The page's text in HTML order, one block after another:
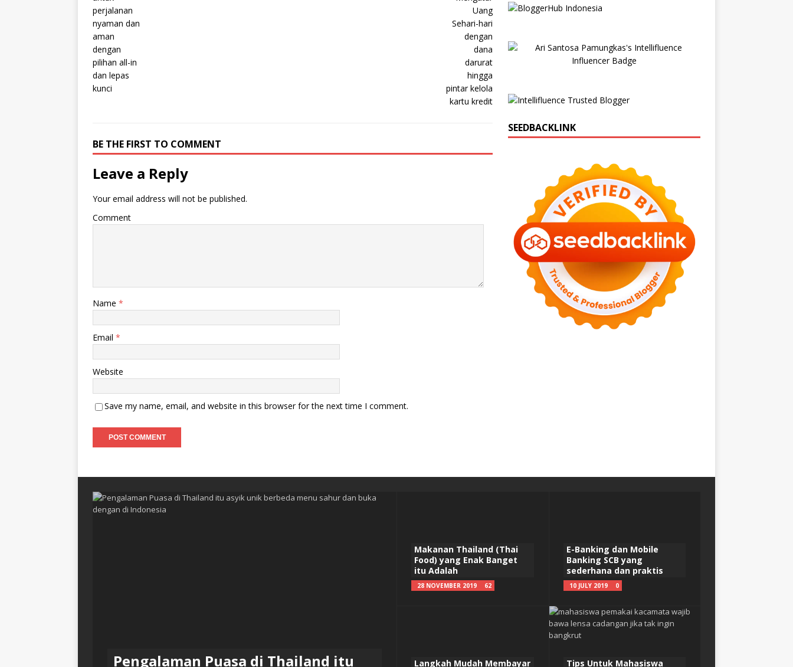
BE THE FIRST TO COMMENT
Leave a Reply
Your email address will not be published.
Comment
Name *
Email *
Website
Save my name, email, and website in this browser for the next time I comment.
SEEDBACKLINK
Pengalaman Puasa di Thailand itu
Makanan Thailand (Thai
Food) yang Enak Banget
itu Adalah
28 NOVEMBER 2019 62
E-Banking dan Mobile
Banking SCB yang
sederhana dan praktis
10 JULY 2019 0
Langkah Mudah Membayar Tips Untuk Mahasiswa